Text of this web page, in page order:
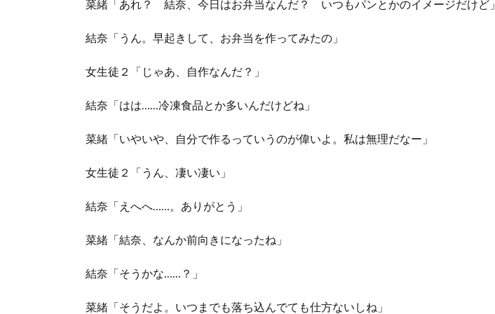
菜緒「あれ？ 結奈、今日はお弁当なんだ？ いつもパンとかのイメージだけど」
結奈「うん。早起きして、お弁当を作ってみたの」
女生徒２「じゃあ、自作なんだ？」
結奈「はは……冷凍食品とか多いんだけどね」
菜緒「いやいや、自分で作るっていうのが偉いよ。私は無理だなー」
女生徒２「うん、凄い凄い」
結奈「えへへ……。ありがとう」
菜緒「結奈、なんか前向きになったね」
結奈「そうかな……？」
菜緒「そうだよ。いつまでも落ち込んでても仕方ないしね」